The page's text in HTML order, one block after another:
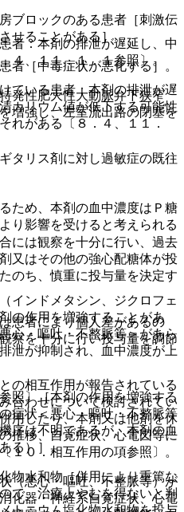
者：本剤の排泄が遅延し、中
４、１１．１．１参照〕。
ている患者：本剤の排泄が遅
カリウム値が低下する可能性
れがある〔８．４、１１．
ため、本剤の血中濃度はＰ糖
り影響を受けると考えられる
インドメタシン、ジクロフェ
の作用を増強することがあ
心・嘔吐・不整脈等＞があら
泄が抑制され、血中濃度が上
照〕［本剤の作用を増強する
症状＜悪心・嘔吐・不整脈等
序は不明であるが、本剤の血
る）］。
物水和物［併用により重篤な
で、治療上やむを得ないと判
ブロックのある患者［刺激伝
せることがある］。
［中毒症状が悪化する］。
発性肥大性大動脈弁下狭窄
増強し、左室流出路の閉塞を
タリス剤に対し過敏症の既往
には観察を十分に行い、過去
又はその他の強心配糖体が投
のち、慎重に投与量を決定す
患者により個人差があるの
察を十分に行い投与量を調節
の相互作用が報告されている
合わせについて検討されてい
用したり、本剤又は他剤を休
推移、自覚症状、心電図等に
１０．相互作用の項参照〕。
（悪心・嘔吐、不整脈等）が
化器・神経系自覚症状、心電